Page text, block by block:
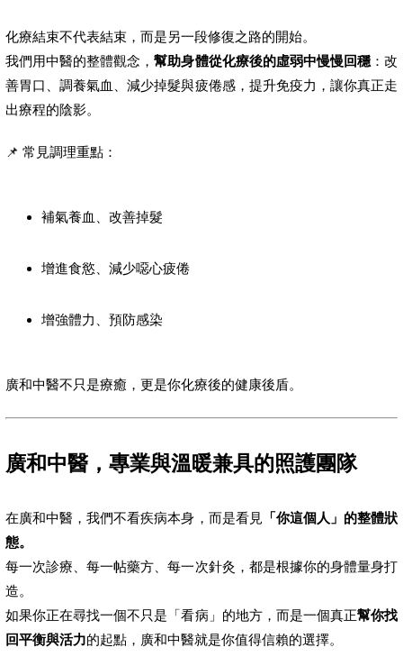
化療結束不代表結束，而是另一段修復之路的開始。
我們用中醫的整體觀念，幫助身體從化療後的虛弱中慢慢回穩：改
善胃口、調養氣血、減少掉髮與疲倦感，提升免疫力，讓你真正走
出療程的陰影。
📌 常見調理重點：
補氣養血、改善掉髮
增進食慾、減少噁心疲倦
增強體力、預防感染
廣和中醫不只是療癒，更是你化療後的健康後盾。
廣和中醫，專業與溫暖兼具的照護團隊
在廣和中醫，我們不看疾病本身，而是看見 「你這個人」的整體狀
態。
每一次診療、每一帖藥方、每一次針灸，都是根據你的身體量身打
造。
如果你正在尋找一個不只是「看病」的地方，而是一個真正幫你找
回平衡與活力的起點，廣和中醫就是你值得信賴的選擇。